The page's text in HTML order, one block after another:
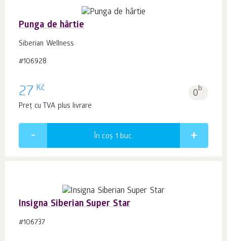
Punga de hârtie
Siberian Wellness
#106928
27 Kč 0b.
Preț cu TVA plus livrare
În coș 1 buc.
Insigna Siberian Super Star
#106737